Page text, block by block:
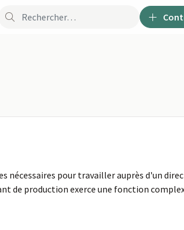
nécessaires pour travailler auprès d'un
de production exerce une fonction